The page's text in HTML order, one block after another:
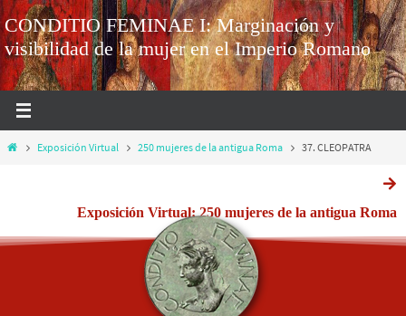
CONDITIO FEMINAE I: Marginación y
visibilidad de la mujer en el Imperio Romano
Exposición Virtual 250 mujeres de la antigua Roma 37. CLEOPATRA
Exposición Virtual: 250 mujeres de la antigua Roma